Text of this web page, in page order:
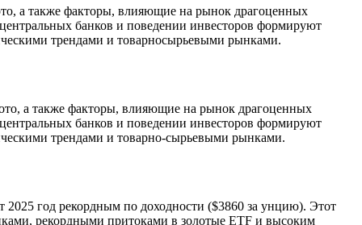
а также факторы, влияющие на рынок драгоценных
банков и поведении инвесторов формируют
трендами и товарносырьевыми рынками.
а также факторы, влияющие на рынок драгоценных
банков и поведении инвесторов формируют
трендами и товарно-сырьевыми рынками.
2025 год рекордным по доходности ($3860 за унцию). Этот
рекордными притоками в золотые ETF и высоким